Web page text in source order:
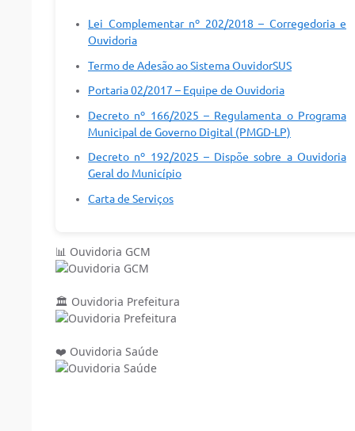
Lei Complementar nº 202/2018 – Corregedoria e
Ouvidoria
Termo de Adesão ao Sistema OuvidorSUS
Portaria 02/2017 – Equipe de Ouvidoria
Decreto nº 166/2025 – Regulamenta o Programa
Municipal de Governo Digital (PMGD-LP)
Decreto nº 192/2025 – Dispõe sobre a Ouvidoria
Geral do Município
Carta de Serviços
📊 Ouvidoria GCM
🏛️ Ouvidoria Prefeitura
❤️ Ouvidoria Saúde